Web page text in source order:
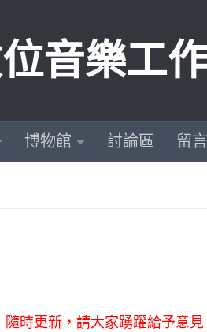
音樂工
博物館 討論區 留
隨時更新，請大家踴躍給予意見